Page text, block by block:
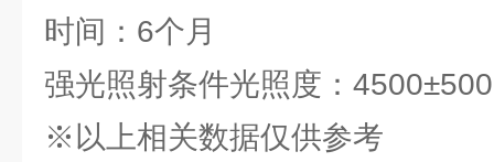
时间：6个月
强光照射条件光照度：
※以上相关数据仅供参考